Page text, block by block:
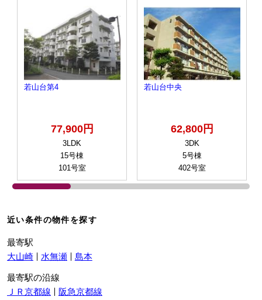
若山台第4
77,900円
3LDK
15号棟
101号室
若山台中央
62,800円
3DK
5号棟
402号室
近い条件の物件を探す
最寄駅
大山崎
水無瀬 島本
最寄駅の沿線
ＪＲ京都線
阪急京都線